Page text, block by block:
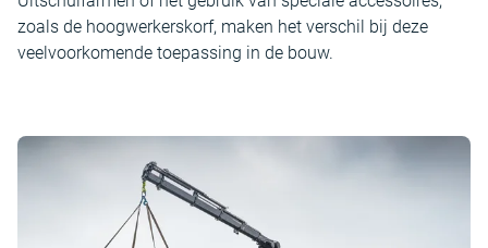
zoals de hoogwerkerskorf, maken het verschil bij deze
veelvoorkomende toepassing in de bouw.